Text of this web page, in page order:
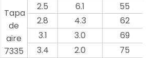
Tapa
de
aire
7335
2.5
6.1 55
2.8
4.3 62
3.1
3.0 69
3.4
2.0 75